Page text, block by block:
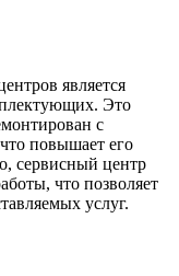
является
Это
с
повышает его
сервисный центр
что позволяет
услуг.